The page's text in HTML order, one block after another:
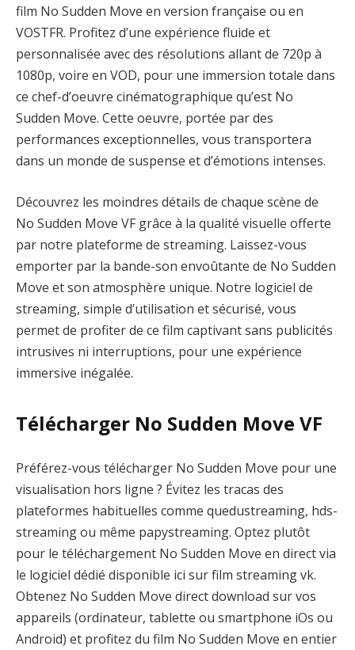
film No Sudden Move en version française ou en
VOSTFR. Profitez d’une expérience fluide et
personnalisée avec des résolutions allant de 720p à
1080p, voire en VOD, pour une immersion totale dans
ce chef-d’oeuvre cinématographique qu’est No
Sudden Move. Cette oeuvre, portée par des
performances exceptionnelles, vous transportera
dans un monde de suspense et d’émotions intenses.
Découvrez les moindres détails de chaque scène de
No Sudden Move VF grâce à la qualité visuelle offerte
par notre plateforme de streaming. Laissez-vous
emporter par la bande-son envoûtante de No Sudden
Move et son atmosphère unique. Notre logiciel de
streaming, simple d’utilisation et sécurisé, vous
permet de profiter de ce film captivant sans publicités
intrusives ni interruptions, pour une expérience
immersive inégalée.
Télécharger No Sudden Move VF
Préférez-vous télécharger No Sudden Move pour une
visualisation hors ligne ? Évitez les tracas des
plateformes habituelles comme quedustreaming, hds-
streaming ou même papystreaming. Optez plutôt
pour le téléchargement No Sudden Move en direct via
le logiciel dédié disponible ici sur film streaming vk.
Obtenez No Sudden Move direct download sur vos
appareils (ordinateur, tablette ou smartphone iOs ou
Android) et profitez du film No Sudden Move en entier